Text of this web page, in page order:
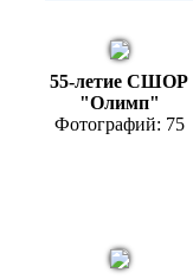
55-летие СШОР
"Олимп"
Фотографий: 75